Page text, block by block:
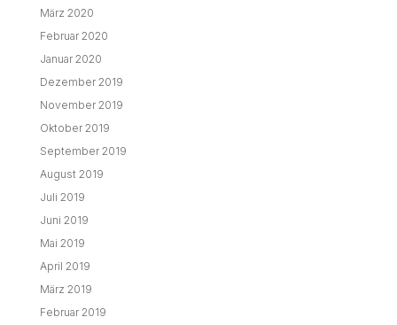
März 2020
Februar 2020
Januar 2020
Dezember 2019
November 2019
Oktober 2019
September 2019
August 2019
Juli 2019
Juni 2019
Mai 2019
April 2019
März 2019
Februar 2019